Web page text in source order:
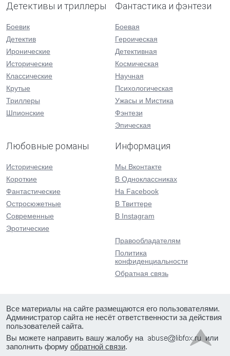
Детективы и триллеры
Боевик
Детектив
Иронические
Исторические
Классические
Крутые
Триллеры
Шпионские
Фантастика и фэнтези
Боевая
Героическая
Детективная
Космическая
Научная
Психологическая
Ужасы и Мистика
Фэнтези
Эпическая
Любовные романы
Исторические
Короткие
Фантастические
Остросюжетные
Современные
Эротические
Информация
Мы Вконтакте
В Одноклассниках
На Facebook
В Твиттере
В Instagram
Правообладателям
Политика
конфиденциальности
Обратная связь
Все материалы на сайте размещаются его пользователями.
Администратор сайта не несёт ответственности за действия
пользователей сайта.
Вы можете направить вашу жалобу на
или
заполнить форму обратной связи.